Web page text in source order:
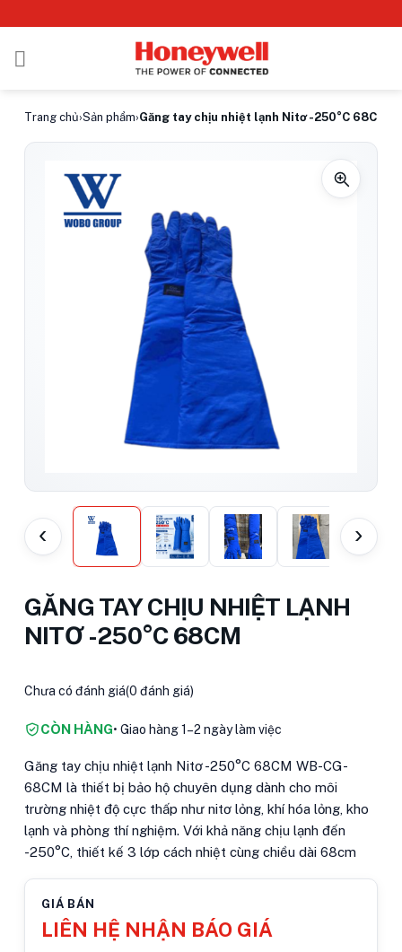
qua
nội
Trang chủ›Sản phẩm›Găng tay chịu nhiệt lạnh Nitơ -250°C 68CM
‹ ›
GĂNG TAY CHỊU NHIỆT LẠNH
NITƠ -250°C 68CM
Chưa có đánh giá(0 đánh giá)
CÒN HÀNG• Giao hàng 1–2 ngày làm việc
Găng tay chịu nhiệt lạnh Nitơ -250°C 68CM WB-CG-
68CM là thiết bị bảo hộ chuyên dụng dành cho môi
trường nhiệt độ cực thấp như nitơ lỏng, khí hóa lỏng, kho
lạnh và phòng thí nghiệm. Với khả năng chịu lạnh đến
-250°C, thiết kế 3 lớp cách nhiệt cùng chiều dài 68cm
GIÁ BÁN
LIÊN HỆ NHẬN BÁO GIÁ